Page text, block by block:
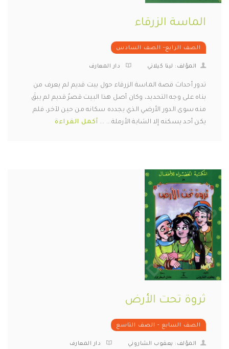
الماسة الزرقاء
الصف الرابع- الصف السادس
المؤلف: لينا كيلاني دار المعارف
تدور أحداث قصة الماسة الزرقاء حول بيت قديم لم يعرف من
بناه على وجه التحديد، وكان أصل هذا البيت قصرٌ قديم لم يبقَ
منه سوى الدور الأرضي الذي يجدده سكانه من حين لآخر، فلم
يكن أحد يسكنه إلا الشابة الأرملة... ... أكمل القراءة
ثروة تحت الأرض
الصف السابع - الصف التاسع
المؤلف: يعقوب الشاروني دار المعارف